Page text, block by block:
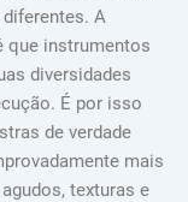
A
que instrumentos
diversidades
É por isso
de verdade
mais
texturas e